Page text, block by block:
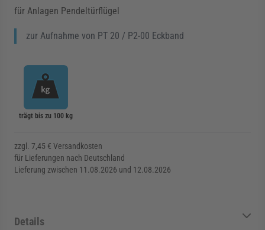
für Anlagen Pendeltürflügel
zur Aufnahme von PT 20 / P2-00 Eckband
trägt bis zu 100 kg
zzgl. 7,45 € Versandkosten
für Lieferungen nach Deutschland
Lieferung zwischen 11.08.2026 und 12.08.2026
Details